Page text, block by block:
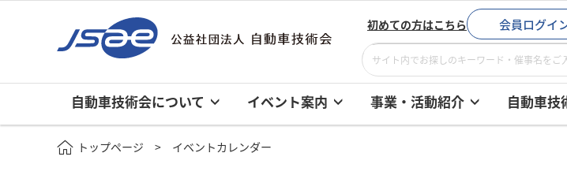
初めての方はこちら 会員ログイ
自動車技術会について イベント案内 事業・活動紹介 自動車技
トップページ イベントカレンダー